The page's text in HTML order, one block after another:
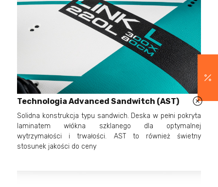
Technologia Advanced Sandwitch (AST)
Solidna konstrukcja typu sandwich. Deska w pełni pokryta
laminatem włókna szklanego dla optymalnej
wytrzymałości i trwałości. AST to również świetny
stosunek jakości do ceny